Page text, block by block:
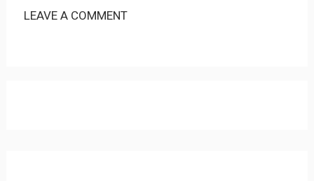
LEAVE A COMMENT